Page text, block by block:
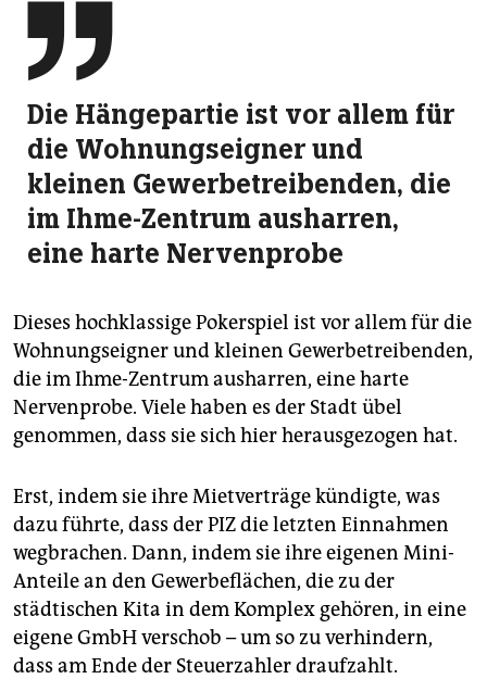

Die Hängepartie ist vor allem für
die Wohnungseigner und
kleinen Gewerbetreibenden, die
im Ihme-Zentrum ausharren,
eine harte Nervenprobe
Dieses hochklassige Pokerspiel ist vor allem für die
Wohnungseigner und kleinen Gewerbetreibenden,
die im Ihme-Zentrum ausharren, eine harte
Nervenprobe. Viele haben es der Stadt übel
genommen, dass sie sich hier herausgezogen hat.
Erst, indem sie ihre Mietverträge kündigte, was
dazu führte, dass der PIZ die letzten Einnahmen
wegbrachen. Dann, indem sie ihre eigenen Mini-
Anteile an den Gewerbeflächen, die zu der
städtischen Kita in dem Komplex gehören, in eine
eigene GmbH verschob – um so zu verhindern,
dass am Ende der Steuerzahler draufzahlt.